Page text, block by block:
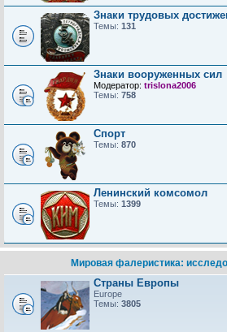
Знаки трудовых
Темы: 131
Знаки вооруженных сил
Модератор: trislona2006
Темы: 758
Спорт
Темы: 870
Ленинский комсомол
Темы: 1399
Мировая фалеристика:
Страны Европы
Europe
Темы: 3805